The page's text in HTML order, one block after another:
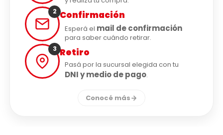
2 Confirmación
Esperá el mail de confirmación
para saber cuándo retirar.
3 Retiro
Pasá por la sucursal elegida con tu
DNI y medio de pago.
Conocé más